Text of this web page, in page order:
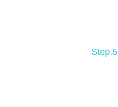
Step.5